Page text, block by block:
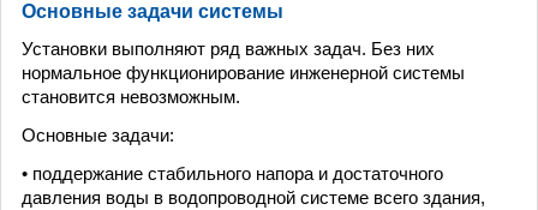
Основные задачи системы
Установки выполняют ряд важных задач. Без них
нормальное функционирование инженерной системы
становится невозможным.
Основные задачи:
• поддержание стабильного напора и достаточного
давления воды в водопроводной системе всего здания,